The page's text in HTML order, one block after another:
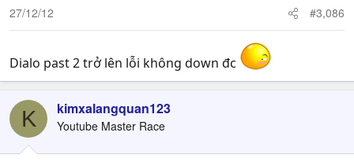
27/12/12 #3,086
Dialo past 2 trở lên lỗi không down đc
K kimxalangquan123
Youtube Master Race